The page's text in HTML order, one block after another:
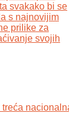
svakako bi se
s najnovijim
prilike za
svojih